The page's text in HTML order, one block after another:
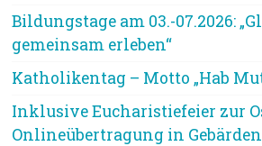
Bildungstage am 03.-07.2026:
gemeinsam erleben“
Katholikentag – Motto „Hab
Inklusive Eucharistiefeier zur
Onlineübertragung in